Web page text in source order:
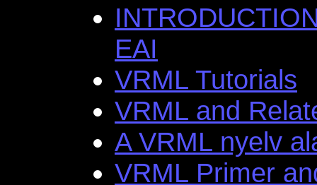
EAI
VRML Tutorials
VRML and
A VRML nyelv
VRML Primer